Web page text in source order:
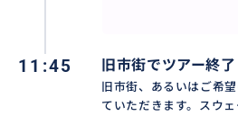
11:45 旧市街でツアー終了
旧市街、あるいはご希
ていただきます。スウ